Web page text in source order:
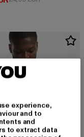
experience,
and to
and
to extract data